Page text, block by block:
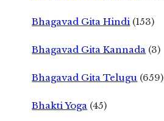
Bhagavad Gita Hindi (153)
Bhagavad Gita Kannada (3)
Bhagavad Gita Telugu (659)
Bhakti Yoga (45)